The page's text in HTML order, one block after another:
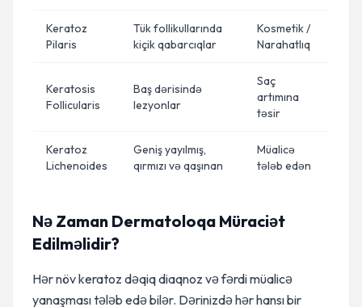
Keratoz
Pilaris
Tük follikullarında
kiçik qabarcıqlar
Kosmetik /
Narahatlıq
Keratosis
Follicularis
Baş dərisində
lezyonlar
Saç
artımına
təsir
Keratoz
Lichenoides
Geniş yayılmış,
qırmızı və qaşınan
Müalicə
tələb edən
Nə Zaman Dermatoloqa Müraciət
Edilməlidir?
Hər növ keratoz dəqiq diaqnoz və fərdi müalicə
yanaşması tələb edə bilər. Dərinizdə hər hansı bir